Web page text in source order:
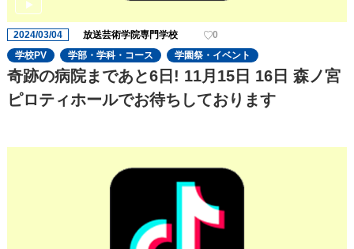
2024/03/04 放送芸術学院専門学校
0
学校PV
学部・学科・コース 学園祭・イベント
奇跡の病院まであと6日! 11月15日 16日 森ノ宮
ピロティホールでお待ちしております